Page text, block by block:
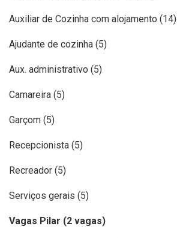
Auxiliar de Cozinha com alojamento (14)
Ajudante de cozinha (5)
Aux. administrativo (5)
Camareira (5)
Garçom (5)
Recepcionista (5)
Recreador (5)
Serviços gerais (5)
Vagas Pilar (2 vagas)